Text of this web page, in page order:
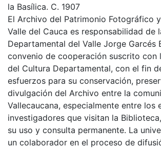
la Basílica. C. 1907
El Archivo del Patrimonio Fotográfico
Valle del Cauca es responsabilidad de
Departamental del Valle Jorge Garcés
convenio de cooperación suscrito con
del Cultura Departamental, con el fin
esfuerzos para su conservación,
divulgación del Archivo entre la
Vallecaucana, especialmente entre los
investigadores que visitan la
su uso y consulta permanente. La
un colaborador en el proceso de